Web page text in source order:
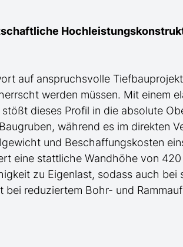
auf anspruchsvolle
werden müssen. Mit einem
dieses Profil in die absolute
während es im direkten
und Beschaffungskosten
eine stattliche Wandhöhe von 420
zu Eigenlast, sodass auch bei
bei reduziertem Bohr- und